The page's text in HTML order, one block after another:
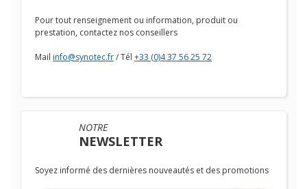
Pour tout renseignement ou information, produit ou
prestation, contactez nos conseillers
Mail info@synotec.fr/ Tél +33 (0)4 37 56 25 72
NOTRE
NEWSLETTER
Soyez informé des dernières nouveautés et des promotions